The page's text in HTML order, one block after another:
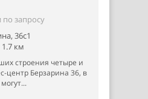
запросу
36с1
1.7 км
строения четыре и
центр Берзарина 36, в